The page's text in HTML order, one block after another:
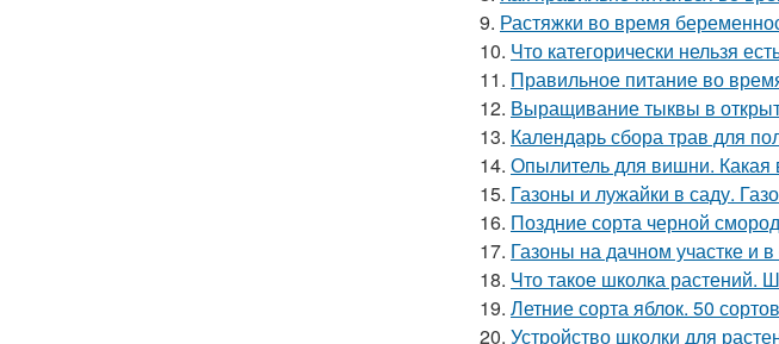
9. Растяжки во время
10. Что категорически нельзя
11. Правильное питание во
12. Выращивание тыквы в
13. Календарь сбора трав для
14. Опылитель для вишни.
15. Газоны и лужайки в саду.
16. Поздние сорта черной
17. Газоны на дачном участке и
18. Что такое школка растений.
19. Летние сорта яблок. 50
20. Устройство школки для